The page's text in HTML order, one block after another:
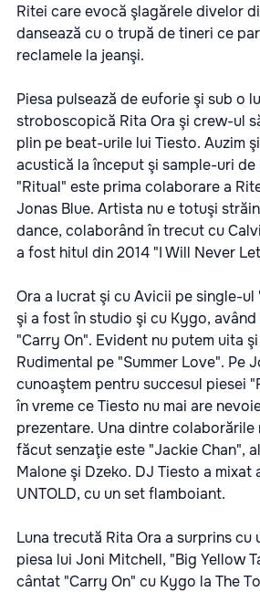
Ritei care evocă şlagărele divelor
dansează cu o trupă de tineri ce
reclamele la jeanşi.
Piesa pulsează de euforie şi sub o
stroboscopică Rita Ora şi crew-ul
plin pe beat-urile lui Tiesto. Auzim
acustică la început şi sample-uri
"Ritual" este prima colaborare a
Jonas Blue. Artista nu e totuşi
dance, colaborând în trecut cu
a fost hitul din 2014 "I Will Never
Ora a lucrat şi cu Avicii pe single-
şi a fost în studio şi cu Kygo,
"Carry On". Evident nu putem uita
Rudimental pe "Summer Love". Pe
cunoaştem pentru succesul piesei
în vreme ce Tiesto nu mai are
prezentare. Una dintre colaborările
făcut senzaţie este "Jackie Chan",
Malone şi Dzeko. DJ Tiesto a mixat
UNTOLD, cu un set flamboiant.
Luna trecută Rita Ora a surprins cu
piesa lui Joni Mitchell, "Big Yellow
cântat "Carry On" cu Kygo la The